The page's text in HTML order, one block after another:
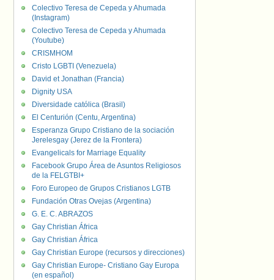
Colectivo Teresa de Cepeda y Ahumada
(Instagram)
Colectivo Teresa de Cepeda y Ahumada
(Youtube)
CRISMHOM
Cristo LGBTI (Venezuela)
David et Jonathan (Francia)
Dignity USA
Diversidade católica (Brasil)
El Centurión (Centu, Argentina)
Esperanza Grupo Cristiano de la sociación
Jerelesgay (Jerez de la Frontera)
Evangelicals for Marriage Equality
Facebook Grupo Área de Asuntos Religiosos
de la FELGTBI+
Foro Europeo de Grupos Cristianos LGTB
Fundación Otras Ovejas (Argentina)
G. E. C. ABRAZOS
Gay Christian África
Gay Christian África
Gay Christian Europe (recursos y direcciones)
Gay Christian Europe- Cristiano Gay Europa
(en español)